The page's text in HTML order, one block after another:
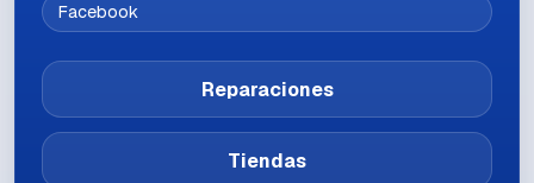
Facebook
Reparaciones
Tiendas